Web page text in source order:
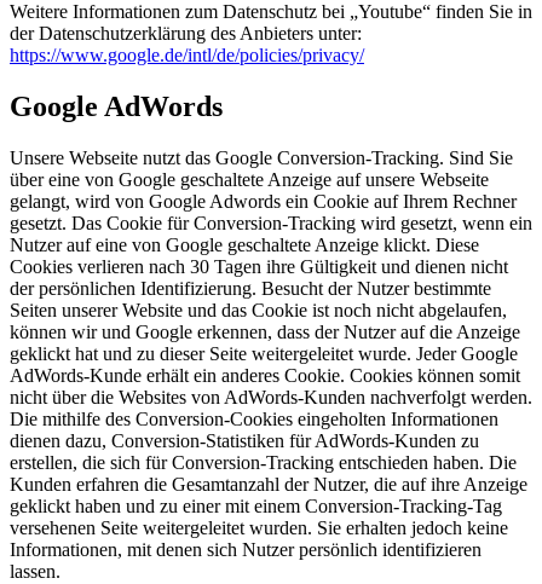
Weitere Informationen zum Datenschutz bei „Youtube“ finden Sie in
der Datenschutzerklärung des Anbieters unter:
https://www.google.de/intl/de/policies/privacy/
Google AdWords
Unsere Webseite nutzt das Google Conversion-Tracking. Sind Sie
über eine von Google geschaltete Anzeige auf unsere Webseite
gelangt, wird von Google Adwords ein Cookie auf Ihrem Rechner
gesetzt. Das Cookie für Conversion-Tracking wird gesetzt, wenn ein
Nutzer auf eine von Google geschaltete Anzeige klickt. Diese
Cookies verlieren nach 30 Tagen ihre Gültigkeit und dienen nicht
der persönlichen Identifizierung. Besucht der Nutzer bestimmte
Seiten unserer Website und das Cookie ist noch nicht abgelaufen,
können wir und Google erkennen, dass der Nutzer auf die Anzeige
geklickt hat und zu dieser Seite weitergeleitet wurde. Jeder Google
AdWords-Kunde erhält ein anderes Cookie. Cookies können somit
nicht über die Websites von AdWords-Kunden nachverfolgt werden.
Die mithilfe des Conversion-Cookies eingeholten Informationen
dienen dazu, Conversion-Statistiken für AdWords-Kunden zu
erstellen, die sich für Conversion-Tracking entschieden haben. Die
Kunden erfahren die Gesamtanzahl der Nutzer, die auf ihre Anzeige
geklickt haben und zu einer mit einem Conversion-Tracking-Tag
versehenen Seite weitergeleitet wurden. Sie erhalten jedoch keine
Informationen, mit denen sich Nutzer persönlich identifizieren
lassen.